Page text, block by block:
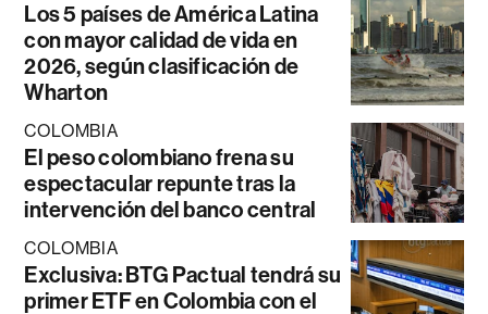
Los 5 países de América Latina
con mayor calidad de vida en
2026, según clasificación de
Wharton
COLOMBIA
El peso colombiano frena su
espectacular repunte tras la
intervención del banco central
COLOMBIA
Exclusiva: BTG Pactual tendrá su
primer ETF en Colombia con el